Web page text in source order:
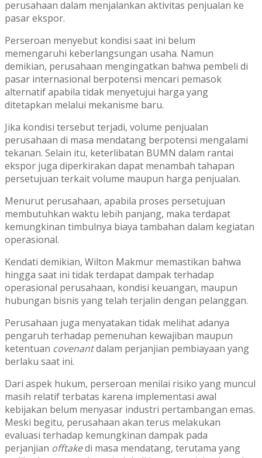
perusahaan dalam menjalankan aktivitas penjualan ke
pasar ekspor.
Perseroan menyebut kondisi saat ini belum
memengaruhi keberlangsungan usaha. Namun
demikian, perusahaan mengingatkan bahwa pembeli di
pasar internasional berpotensi mencari pemasok
alternatif apabila tidak menyetujui harga yang
ditetapkan melalui mekanisme baru.
Jika kondisi tersebut terjadi, volume penjualan
perusahaan di masa mendatang berpotensi mengalami
tekanan. Selain itu, keterlibatan BUMN dalam rantai
ekspor juga diperkirakan dapat menambah tahapan
persetujuan terkait volume maupun harga penjualan.
Menurut perusahaan, apabila proses persetujuan
membutuhkan waktu lebih panjang, maka terdapat
kemungkinan timbulnya biaya tambahan dalam kegiatan
operasional.
Kendati demikian, Wilton Makmur memastikan bahwa
hingga saat ini tidak terdapat dampak terhadap
operasional perusahaan, kondisi keuangan, maupun
hubungan bisnis yang telah terjalin dengan pelanggan.
Perusahaan juga menyatakan tidak melihat adanya
pengaruh terhadap pemenuhan kewajiban maupun
ketentuan covenantdalam perjanjian pembiayaan yang
berlaku saat ini.
Dari aspek hukum, perseroan menilai risiko yang muncul
masih relatif terbatas karena implementasi awal
kebijakan belum menyasar industri pertambangan emas.
Meski begitu, perusahaan akan terus melakukan
evaluasi terhadap kemungkinan dampak pada
perjanjian offtakedi masa mendatang, terutama yang